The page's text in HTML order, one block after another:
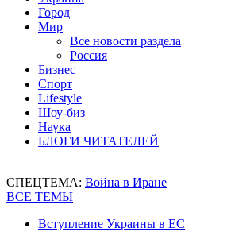
Город
Мир
Все новости раздела
Россия
Бизнес
Спорт
Lifestyle
Шоу-биз
Наука
БЛОГИ ЧИТАТЕЛЕЙ
СПЕЦТЕМА: Война в Иране
ВСЕ ТЕМЫ
Вступление Украины в ЕС